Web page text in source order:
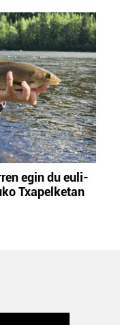
egin du euli-
Txapelketan